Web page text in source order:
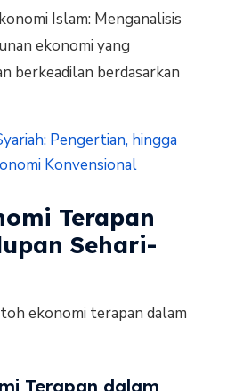
Islam: Menganalisis
ekonomi yang
berkeadilan berdasarkan
Pengertian, hingga
Konvensional
Terapan
Sehari-
ekonomi terapan dalam
Terapan dalam